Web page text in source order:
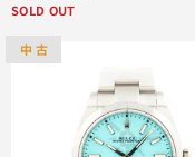
SOLD OUT
中 古